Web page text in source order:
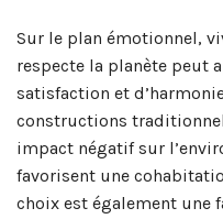
Sur le plan émotionnel,
respecte la planète peut
satisfaction et
constructions
impact négatif sur
favorisent une
choix est également une